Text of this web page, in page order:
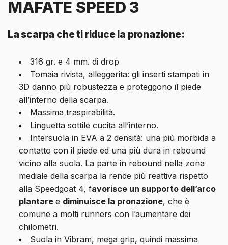
MAFATE SPEED 3
La scarpa che ti riduce la pronazione:
316 gr. e 4 mm. di drop
Tomaia rivista, alleggerita: gli inserti stampati in
3D danno più robustezza e proteggono il piede
all’interno della scarpa.
Massima traspirabilità.
Linguetta sottile cucita all’interno.
Intersuola in EVA a 2 densità: una più morbida a
contatto con il piede ed una più dura in rebound
vicino alla suola. La parte in rebound nella zona
mediale della scarpa la rende più reattiva rispetto
alla Speedgoat 4, favorisce un supporto dell’arco
plantaree diminuisce la pronazione, che è
comune a molti runners con l’aumentare dei
chilometri.
Suola in Vibram, mega grip, quindi massima